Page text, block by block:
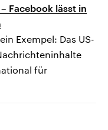
Facebook lässt in
Exempel: Das US-
für